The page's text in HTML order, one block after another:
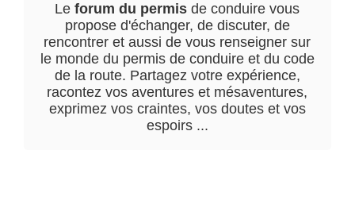
Leforum du permis de conduire vous
propose d'échanger, de discuter, de
rencontrer et aussi de vous renseigner sur
le monde du permis de conduire et du code
de la route. Partagez votre expérience,
racontez vos aventures et mésaventures,
exprimez vos craintes, vos doutes et vos
espoirs ...